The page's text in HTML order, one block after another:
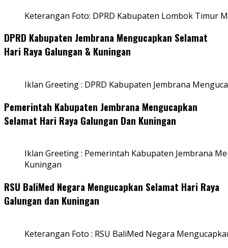
Keterangan Foto: DPRD Kabupaten Lombok Timur
DPRD Kabupaten Jembrana Mengucapkan Selamat
Hari Raya Galungan & Kuningan
Iklan Greeting : DPRD Kabupaten Jembrana
Pemerintah Kabupaten Jembrana Mengucapkan
Selamat Hari Raya Galungan Dan Kuningan
Iklan Greeting : Pemerintah Kabupaten Jembrana
Kuningan
RSU BaliMed Negara Mengucapkan Selamat Hari Raya
Galungan dan Kuningan
Keterangan Foto : RSU BaliMed Negara